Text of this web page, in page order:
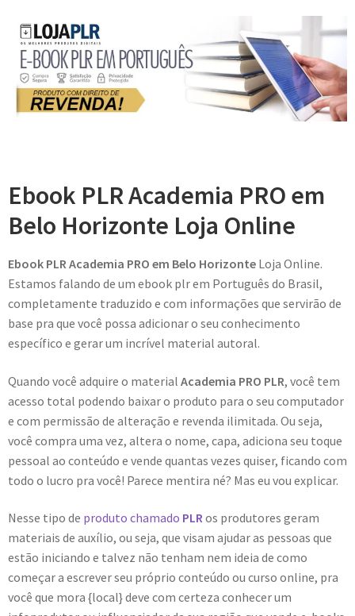
Ebook PLR Academia PRO em
Belo Horizonte Loja Online
Ebook PLR Academia PRO em Belo Horizonte Loja Online.
Estamos falando de um ebook plr em Português do Brasil,
completamente traduzido e com informações que servirão de
base pra que você possa adicionar o seu conhecimento
específico e gerar um incrível material autoral.
Quando você adquire o material Academia PRO PLR, você tem
acesso total podendo baixar o produto para o seu computador
e com permissão de alteração e revenda ilimitada. Ou seja,
você compra uma vez, altera o nome, capa, adiciona seu toque
pessoal ao conteúdo e vende quantas vezes quiser, ficando com
todo o lucro pra você! Parece mentira né? Mas eu vou explicar.
Nesse tipo de produto chamado PLRos produtores geram
materiais de auxílio, ou seja, que visam ajudar as pessoas que
estão iniciando e talvez não tenham nem ideia de como
começar a escrever seu próprio conteúdo ou curso online, pra
você que mora {local} deve com certeza conhecer um